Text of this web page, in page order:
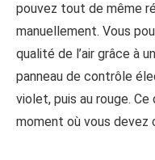
pouvez tout de même
manuellement. Vous
qualité de l’air grâce à
panneau de contrôle
violet, puis au rouge.
moment où vous devez